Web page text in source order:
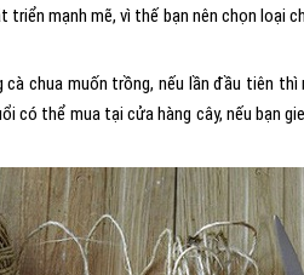
triển mạnh mẽ, vì thế bạn nên chọn
cà chua muốn trồng, nếu lần đầu tiên
có thể mua tại cửa hàng cây, nếu